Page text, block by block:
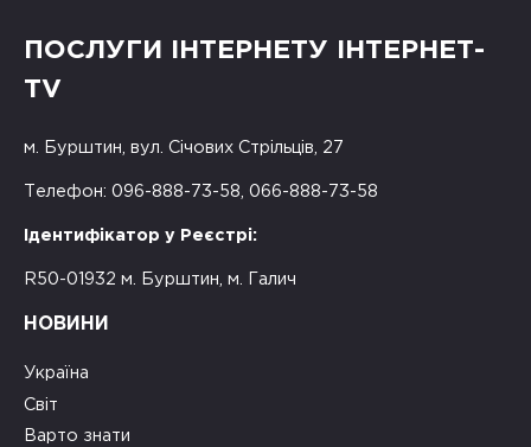
ПОСЛУГИ ІНТЕРНЕТУ ІНТЕРНЕТ-
TV
м. Бурштин, вул. Січових Стрільців, 27
Телефон: 096-888-73-58, 066-888-73-58
Ідентифікатор у Реєстрі:
R50-01932 м. Бурштин, м. Галич
НОВИНИ
Україна
Світ
Варто знати